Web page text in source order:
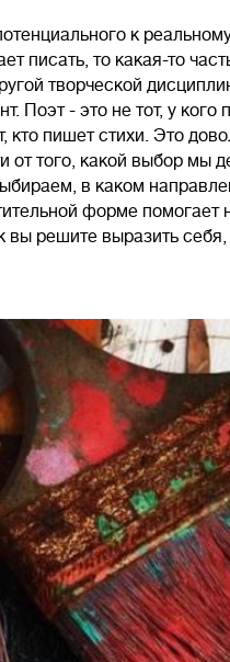
к
писать, то какая-то
творческой
Поэт - это не тот, у
кто пишет стихи. Это
от того, какой выбор мы
в каком
форме помогает
решите выразить